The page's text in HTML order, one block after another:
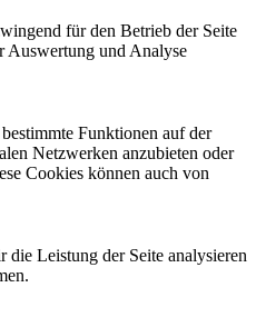
für den Betrieb der Seite
Auswertung und Analyse
Funktionen auf der
Netzwerken anzubieten oder
Cookies können auch von
Leistung der Seite analysieren